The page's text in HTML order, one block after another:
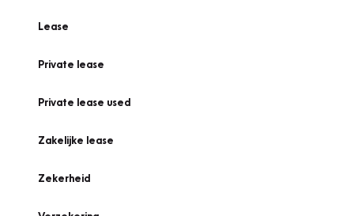
Lease
Private lease
Private lease used
Zakelijke lease
Zekerheid